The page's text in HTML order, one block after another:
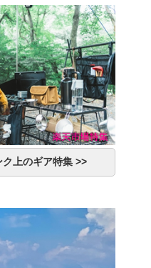
上のギア特集 >>